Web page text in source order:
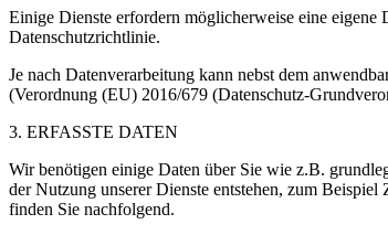
Einige Dienste erfordern möglicherweise eine
Datenschutzrichtlinie.
Je nach Datenverarbeitung kann nebst dem
(Verordnung (EU) 2016/679 (Datenschutz-
3. ERFASSTE DATEN
Wir benötigen einige Daten über Sie wie z.B.
der Nutzung unserer Dienste entstehen, zum
finden Sie nachfolgend.